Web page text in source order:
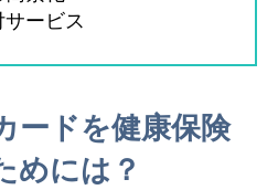
ービス
ードを健康保険
めには？